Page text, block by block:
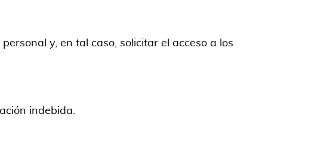
y, en tal caso, solicitar el acceso a los
indebida.